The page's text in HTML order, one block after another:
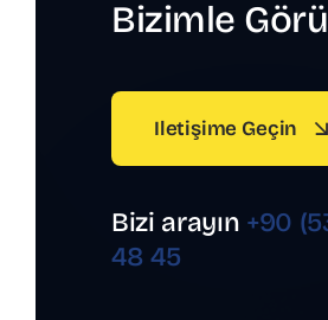
Bizimle
Iletişime Geçin
Bizi arayın +90
48 45